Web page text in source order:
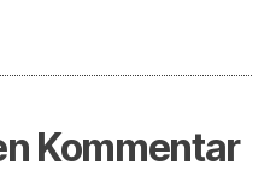
Kommentar